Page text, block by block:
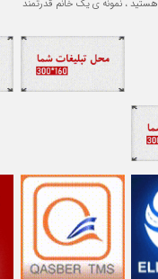
هستید ، نمونه ی یک خانم قدرتمند